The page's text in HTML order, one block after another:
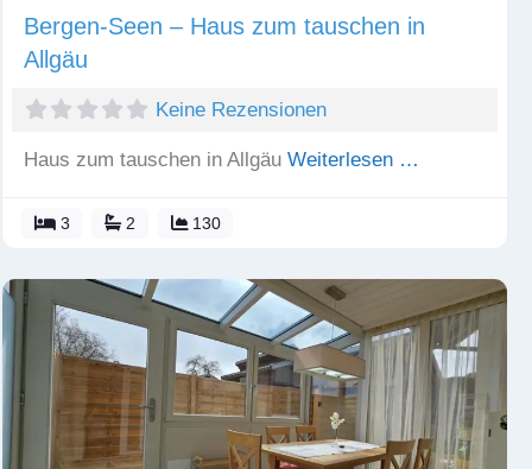
Bergen-Seen – Haus zum tauschen in
Allgäu
Keine Rezensionen
Haus zum tauschen in Allgäu Weiterlesen …
3 2 130